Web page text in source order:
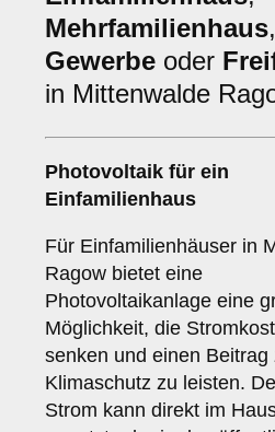
Mehrfamilienhaus,
Gewerbe oder
in Mittenwalde
Photovoltaik für ein
Einfamilienhaus
Für Einfamilienhäuser in
Ragow bietet eine
Photovoltaikanlage eine
Möglichkeit, die
senken und einen Beitrag
Klimaschutz zu leisten.
Strom kann direkt im